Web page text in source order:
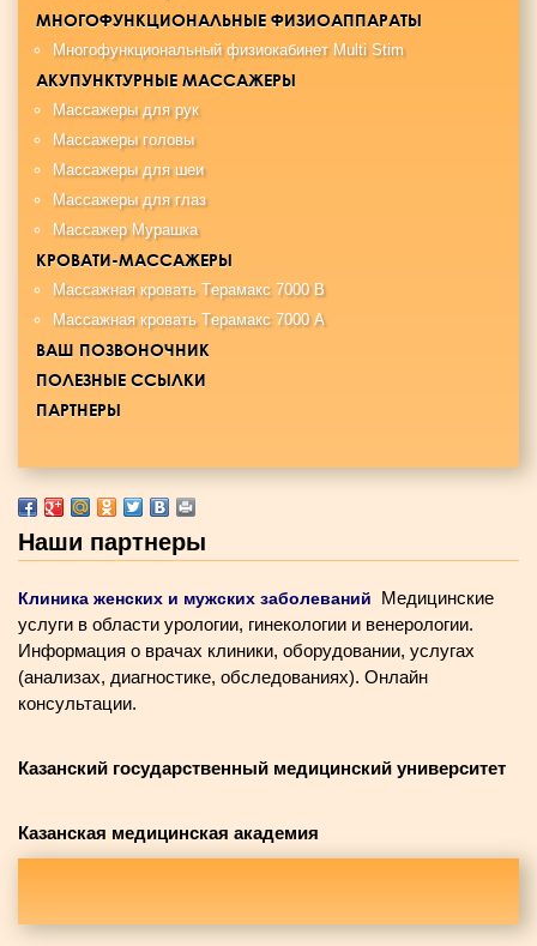
МНОГОФУНКЦИОНАЛЬНЫЕ ФИЗИОАППАРАТЫ
Многофункциональный физиокабинет Multi Stim
АКУПУНКТУРНЫЕ МАССАЖЕРЫ
Массажеры для рук
Массажеры головы
Массажеры для шеи
Массажеры для глаз
Массажер Мурашка
КРОВАТИ-МАССАЖЕРЫ
Maccaжная крoвaть Tерамакс 7000 B
Maccaжная кровать Tерамакс 7000 А
ВАШ ПОЗВОНОЧНИК
ПОЛЕЗНЫЕ ССЫЛКИ
ПАРТНЕРЫ
Наши партнеры
Клиника женских и мужских заболеваний
Медицинские
услуги в области урологии, гинекологии и венерологии.
Информация о врачах клиники, оборудовании, услугах
(анализах, диагностике, обследованиях). Онлайн
консультации.
Казанский государственный медицинский университет
Казанская медицинская академия